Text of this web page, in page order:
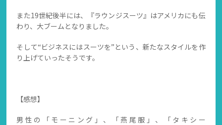
また19世紀後半には、『ラウンジスーツ』はアメリカにも伝
わり、大ブームとなりました。
そして“ビジネスにはスーツを”という、新たなスタイルを作
り上げていったそうです。
【感想】
男性の「モーニング」、「燕尾服」、「タキシー